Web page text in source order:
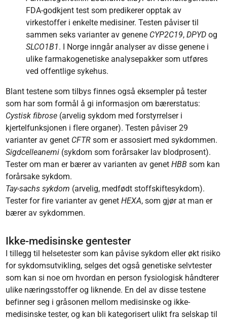
FDA-godkjent test som predikerer opptak av
virkestoffer i enkelte medisiner. Testen påviser til
sammen seks varianter av genene CYP2C19,DPYD og
SLCO1B1. I Norge inngår analyser av disse genene i
ulike farmakogenetiske analysepakker som utføres
ved offentlige sykehus.
Blant testene som tilbys finnes også eksempler på tester
som har som formål å gi informasjon om bærerstatus:
Cystisk fibrose (arvelig sykdom med forstyrrelser i
kjertelfunksjonen i flere organer). Testen påviser 29
varianter av genet CFTR som er assosiert med sykdommen.
Sigdcelleanemi (sykdom som forårsaker lav blodprosent).
Tester om man er bærer av varianten av genetHBB som kan
forårsake sykdom.
Tay-sachs sykdom (arvelig, medfødt stoffskiftesykdom).
Tester for fire varianter av genetHEXA, som gjør at man er
bærer av sykdommen.
Ikke-medisinske gentester
I tillegg til helsetester som kan påvise sykdom eller økt risiko
for sykdomsutvikling, selges det også genetiske selvtester
som kan si noe om hvordan en person fysiologisk håndterer
ulike næringsstoffer og liknende. En del av disse testene
befinner seg i gråsonen mellom medisinske og ikke-
medisinske tester, og kan bli kategorisert ulikt fra selskap til